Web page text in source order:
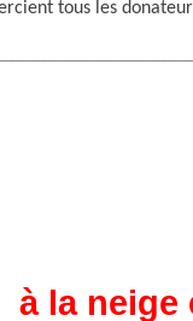
tous les
à la neige